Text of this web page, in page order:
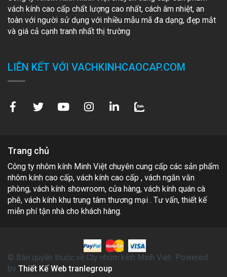
Trang chủ
Công ty nhôm kính Minh Việt chuyên cung cấp các sản phẩm
nhôm kính cao cấp, vách kính cao cấp , vách ngăn văn
phòng, vách kính showroom, cửa hàng, vách kính quán cà
phê, vách kính khu trung tâm thương mại . Tư vấn, thiết kế
miễn phí tận nhà cho khách hàng.
vách kính cao cấp chất lượng cao nhất, cách âm nhiệt, an
toàn với người sử dụng với nhiều mẫu mã đa dạng, đẹp mắt
và giá cả cạnh tranh nhất thị trường
LIÊN KẾT VỚI VACHKINHCAOCAP.COM
© Bản quyền thuộc về Cty nhôm kính Minh Việt- Powered
by Thiết Kế Web tranlegroup